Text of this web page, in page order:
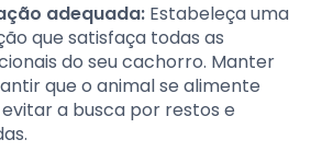
adequada: Estabeleça uma
que satisfaça todas as
do seu cachorro. Manter
que o animal se alimente
a busca por restos e